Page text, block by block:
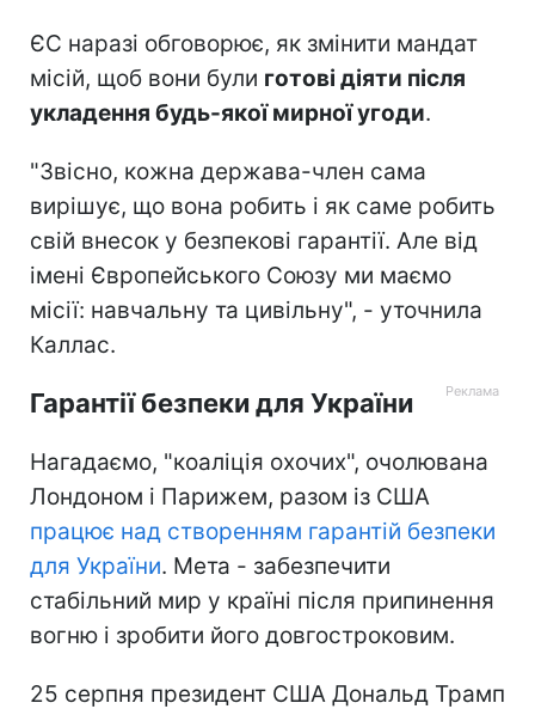
ЄС наразі обговорює, як змінити мандат
місій, щоб вони були готові діяти після
укладення будь-якої мирної угоди.
"Звісно, кожна держава-член сама
вирішує, що вона робить і як саме робить
свій внесок у безпекові гарантії. Але від
імені Європейського Союзу ми маємо
місії: навчальну та цивільну", - уточнила
Каллас.
Гарантії безпеки для України
Нагадаємо, "коаліція охочих", очолювана
Лондоном і Парижем, разом із США
працює над створенням гарантій безпеки
для України. Мета - забезпечити
стабільний мир у країні після припинення
вогню і зробити його довгостроковим.
25 серпня президент США Дональд Трамп